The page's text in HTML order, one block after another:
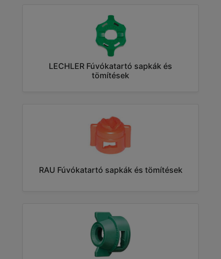
LECHLER Fúvókatartó sapkák és
tömítések
RAU Fúvókatartó sapkák és tömítések